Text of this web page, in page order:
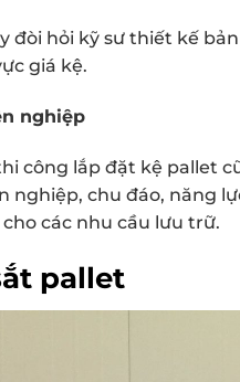
đòi hỏi kỹ sư thiết kế
giá kệ.
nghiệp
công lắp đặt kệ pallet
nghiệp, chu đáo, năng
các nhu cầu lưu trữ.
pallet